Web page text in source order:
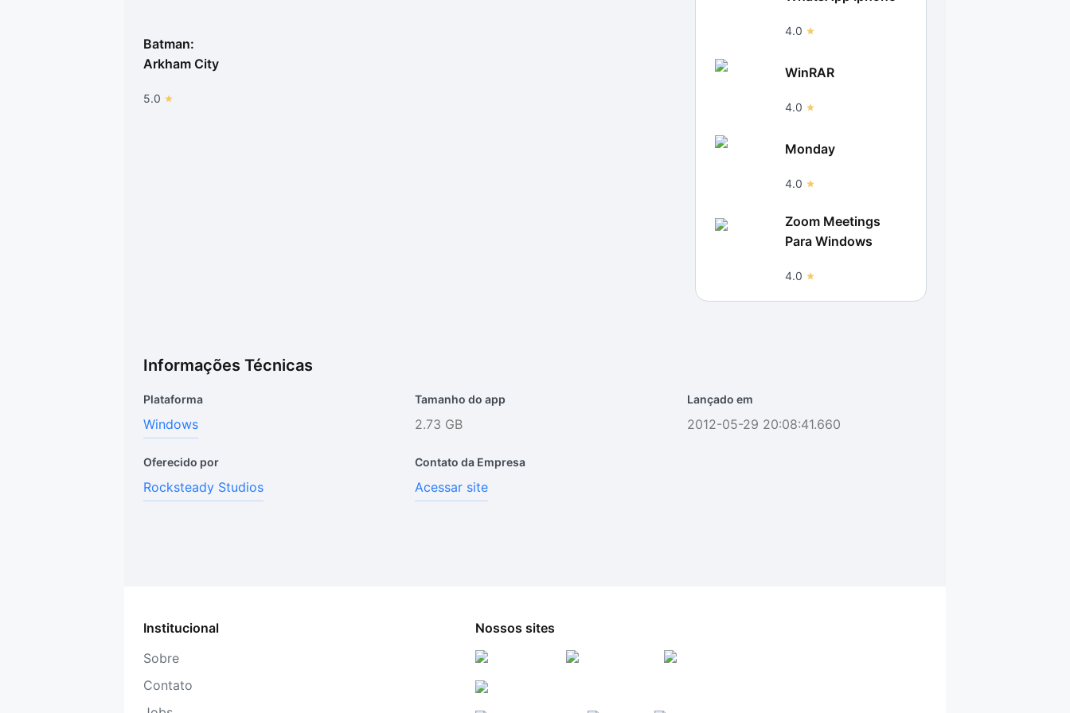
Batman:
Arkham City
5.0
4.0
WinRAR
4.0
Monday
4.0
Zoom Meetings
Para Windows
4.0
Informações Técnicas
Plataforma
Windows
Tamanho do app
2.73 GB
Lançado em
2012-05-29 20:08:41.660
Oferecido por
Rocksteady Studios
Contato da Empresa
Acessar site
Institucional
Sobre
Contato
Nossos sites